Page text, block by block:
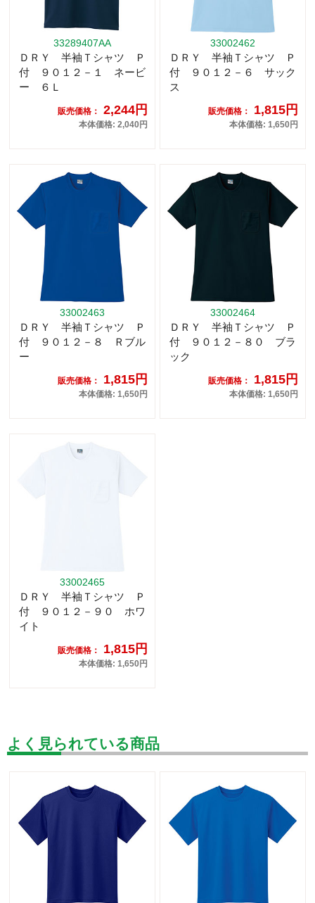
33289407AA
ＤＲＹ 半袖Ｔシャツ Ｐ
付 ９０１２－１ ネービ
ー ６Ｌ
販売価格： 2,244円
本体価格: 2,040円
33002462
ＤＲＹ 半袖Ｔシャツ Ｐ
付 ９０１２－６ サック
ス
販売価格： 1,815円
本体価格: 1,650円
33002463
ＤＲＹ 半袖Ｔシャツ Ｐ
付 ９０１２－８ Ｒブル
ー
販売価格： 1,815円
本体価格: 1,650円
33002464
ＤＲＹ 半袖Ｔシャツ Ｐ
付 ９０１２－８０ ブラ
ック
販売価格： 1,815円
本体価格: 1,650円
33002465
ＤＲＹ 半袖Ｔシャツ Ｐ
付 ９０１２－９０ ホワ
イト
販売価格： 1,815円
本体価格: 1,650円
よく見られている商品